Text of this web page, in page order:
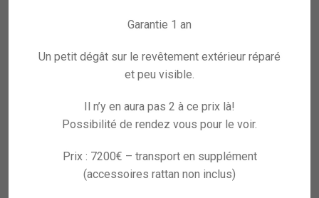
Garantie 1 an
Un petit dégât sur le revêtement extérieur réparé
et peu visible.
Il n’y en aura pas 2 à ce prix là!
Possibilité de rendez vous pour le voir.
Prix : 7200€ – transport en supplément
(accessoires rattan non inclus)